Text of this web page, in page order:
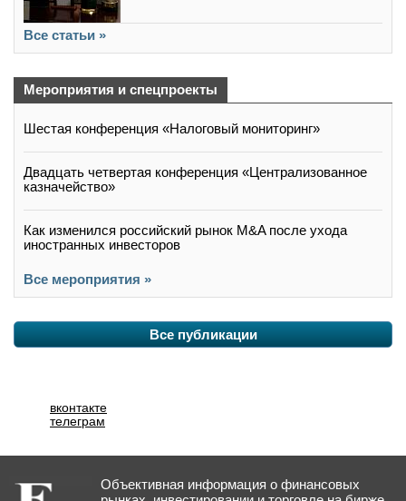
Все статьи »
Мероприятия и спецпроекты
Шестая конференция «Налоговый мониторинг»
Двадцать четвертая конференция «Централизованное
казначейство»
Как изменился российский рынок M&A после ухода
иностранных инвесторов
Все мероприятия »
Все публикации
вконтакте
телеграм
Объективная информация о финансовых